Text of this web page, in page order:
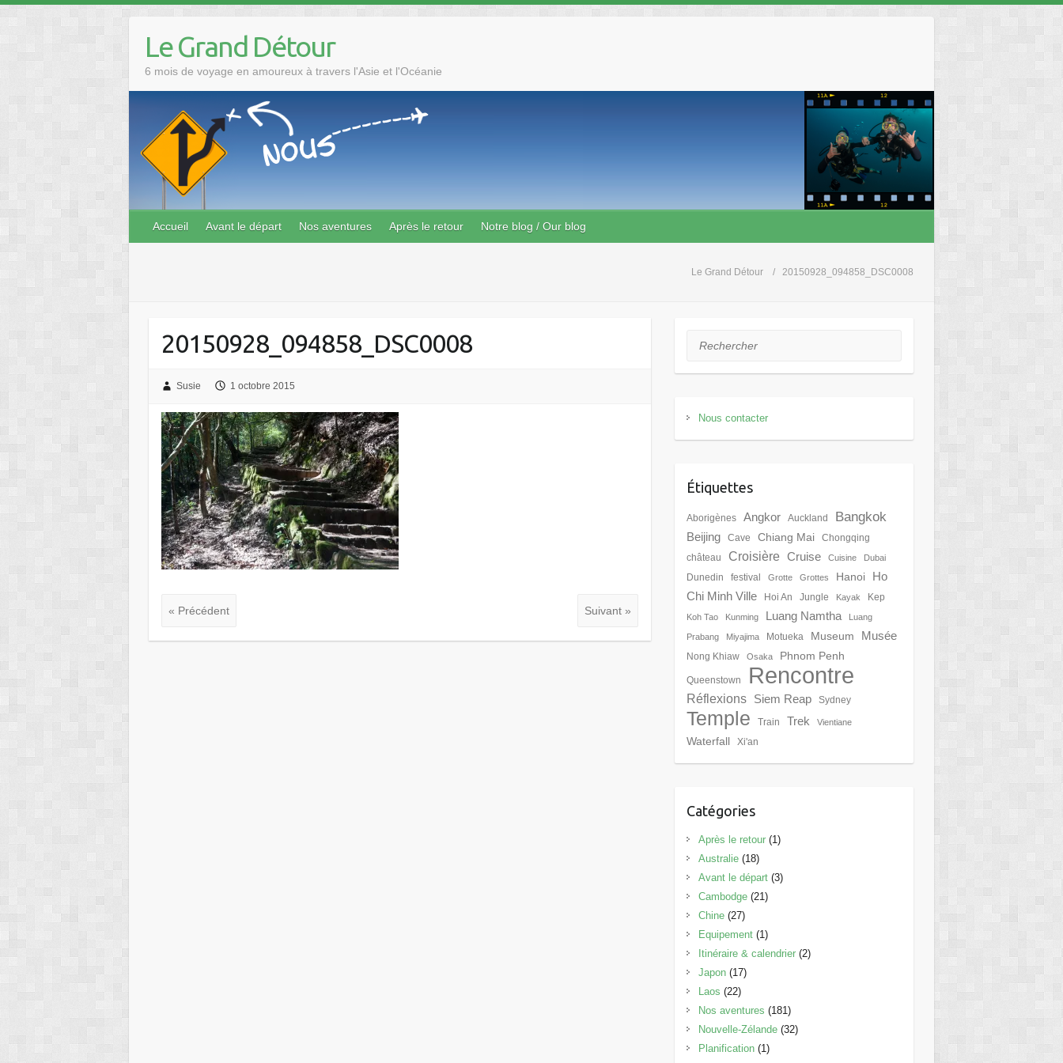
content
Le Grand Détour
6 mois de voyage en amoureux à travers l'Asie et l'Océanie
Accueil Avant le départ Nos aventures Après le retour Notre blog / Our blog
Le Grand Détour 20150928_094858_DSC0008
20150928_094858_DSC0008
Susie 1 octobre 2015
« Précédent Suivant »
Rechercher
Nous contacter
Étiquettes
Aborigènes Angkor Auckland Bangkok
Beijing Cave Chiang Mai
Chongqing
château
Croisière Cruise Cuisine Dubai
Dunedin festival Grotte Grottes Hanoi
Ho
Chi Minh Ville
Hoi An Jungle Kayak Kep
Koh Tao Kunming Luang Namtha Luang
Prabang Miyajima Motueka Museum Musée
Nong Khiaw Osaka Phnom Penh
Queenstown Rencontre
Réflexions Siem Reap Sydney
Temple Train Trek Vientiane
Waterfall Xi'an
Catégories
Après le retour(1)
Australie(18)
Avant le départ(3)
Cambodge(21)
Chine(27)
Equipement(1)
Itinéraire & calendrier(2)
Japon(17)
Laos (22)
Nos aventures (181)
Nouvelle-Zélande(32)
Planification(1)